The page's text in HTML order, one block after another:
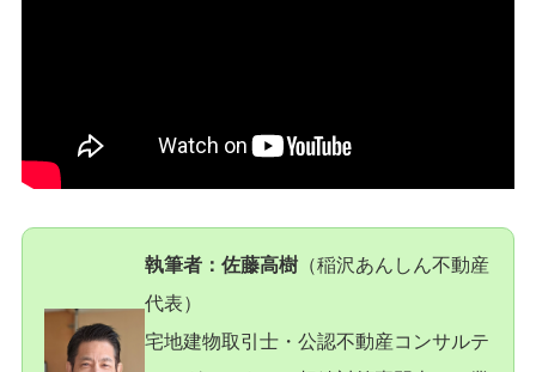
執筆者：佐藤高樹（稲沢あんしん不動産
代表）
宅地建物取引士・公認不動産コンサルテ